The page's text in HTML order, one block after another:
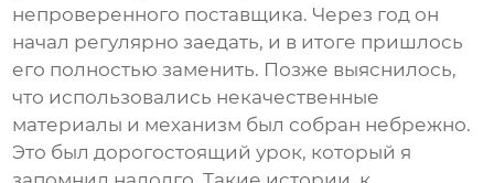
непроверенного поставщика. Через год он
начал регулярно заедать, и в итоге пришлось
его полностью заменить. Позже выяснилось,
что использовались некачественные
материалы и механизм был собран небрежно.
Это был дорогостоящий урок, который я